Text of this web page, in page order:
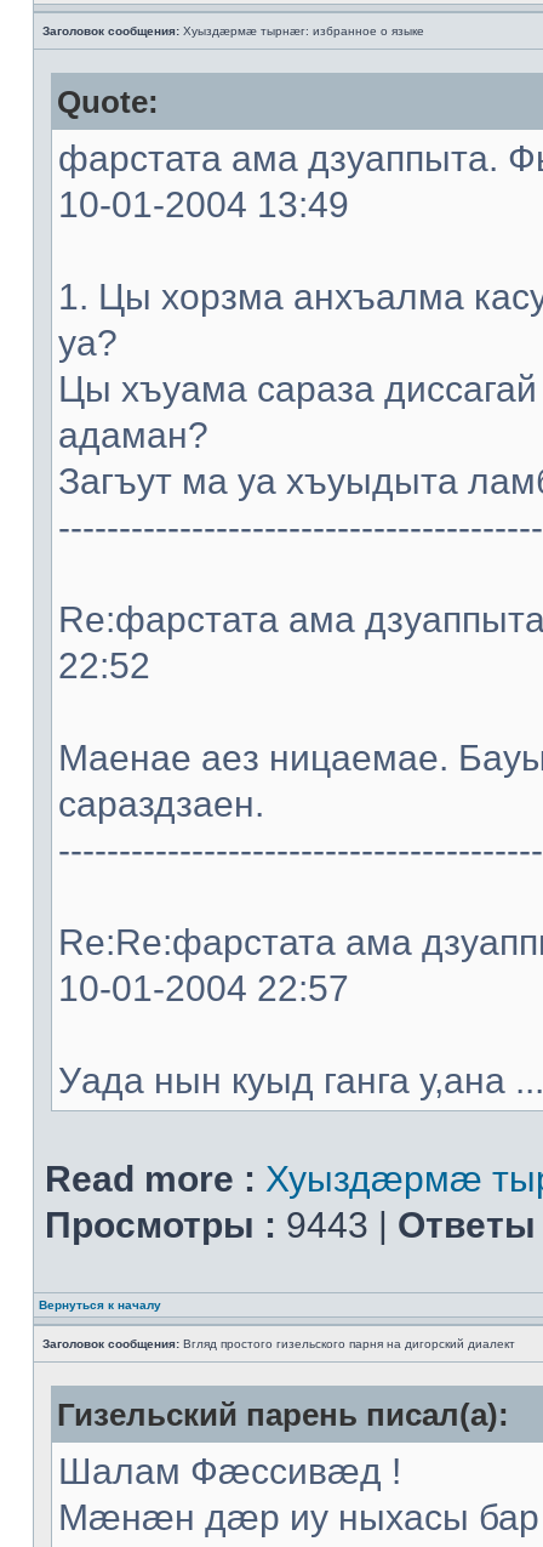
Заголовок сообщения: Хуыздæрмæ тырнæг: избранное о языке
Quote:
фарстата ама дзуаппыта.
10-01-2004 13:49
1. Цы хорзма анхъалма
уа?
Цы хъуама сараза
адаман?
Загъут ма уа хъуыдыта
Re:фарстата ама
22:52
Мaeнae aeз ницaeмae.
сараздзaeн.
Re:Re:фарстата ама
10-01-2004 22:57
Уада нын куыд ганга у,ана ...
Read more : Хуыздæрмæ
Просмотры : 9443 | Ответы
Вернуться к началу
Заголовок сообщения: Вгляд простого гизельского парня на дигорский диалект
Гизельский парень писал(а):
Шалам Фæссивæд !
Мæнæн дæр иу ныхасы бар